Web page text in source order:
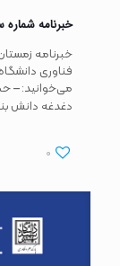
خبرنامه شماره
خبرنامه
فناوری
دغدغه دانش
0